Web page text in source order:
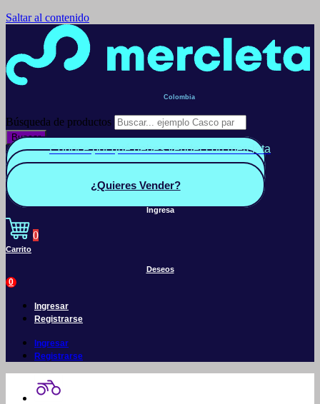
Saltar al contenido
Colombia
Búsqueda de productos
Buscar
Conoce por qué debes vender con mercleta
Quiero Vender
¿Quieres Vender?
Ingresa
0
Carrito
Deseos
0
Ingresar
Registrarse
Ingresar
Registrarse